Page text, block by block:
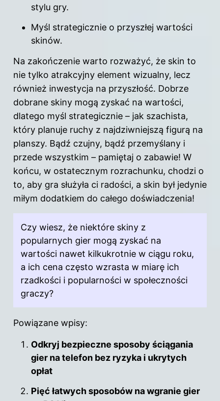
stylu gry.
Myśl strategicznie o przyszłej wartości
skinów.
Na zakończenie warto rozważyć, że skin to
nie tylko atrakcyjny element wizualny, lecz
również inwestycja na przyszłość. Dobrze
dobrane skiny mogą zyskać na wartości,
dlatego myśl strategicznie – jak szachista,
który planuje ruchy z najdziwniejszą figurą na
planszy. Bądź czujny, bądź przemyślany i
przede wszystkim – pamiętaj o zabawie! W
końcu, w ostatecznym rozrachunku, chodzi o
to, aby gra służyła ci radości, a skin był jedynie
miłym dodatkiem do całego doświadczenia!
Czy wiesz, że niektóre skiny z
popularnych gier mogą zyskać na
wartości nawet kilkukrotnie w ciągu roku,
a ich cena często wzrasta w miarę ich
rzadkości i popularności w społeczności
graczy?
Powiązane wpisy:
Odkryj bezpieczne sposoby ściągania
gier na telefon bez ryzyka i ukrytych
opłat
Pięć łatwych sposobów na wgranie gier